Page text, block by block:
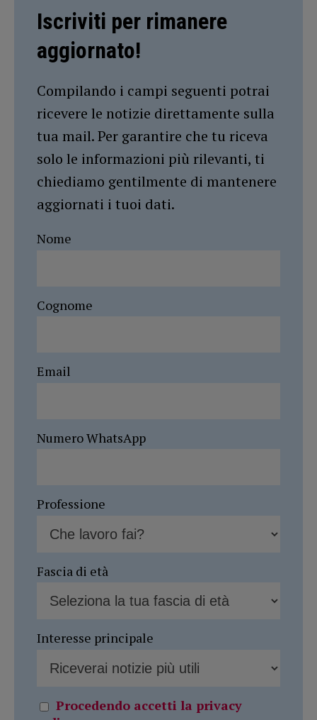
Iscriviti per rimanere
aggiornato!
Compilando i campi seguenti potrai
ricevere le notizie direttamente sulla
tua mail. Per garantire che tu riceva
solo le informazioni più rilevanti, ti
chiediamo gentilmente di mantenere
aggiornati i tuoi dati.
Nome
Cognome
Email
Numero WhatsApp
Professione
Fascia di età
Interesse principale
Procedendo accetti la privacy